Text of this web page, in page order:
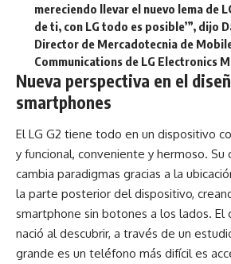
mereciendo llevar el nuevo lema de
de ti, con LG todo es posible’”, dijo
Director de Mercadotecnia de
Communications de LG Electronics
Nueva perspectiva en el
smartphones
El LG G2 tiene todo en un dispositivo
y funcional, conveniente y hermoso.
cambia paradigmas gracias a la
la parte posterior del dispositivo,
smartphone sin botones a los lados. El
nació al descubrir, a través de un
grande es un teléfono más difícil es